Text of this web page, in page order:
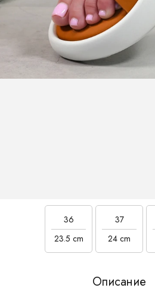
36
23.5 cm
37
24 cm
Описание